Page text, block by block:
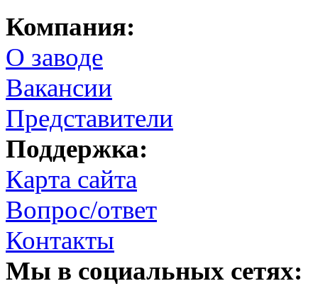
Компания:
О заводе
Вакансии
Представители
Поддержка:
Карта сайта
Вопрос/ответ
Контакты
Мы в социальных сетях: